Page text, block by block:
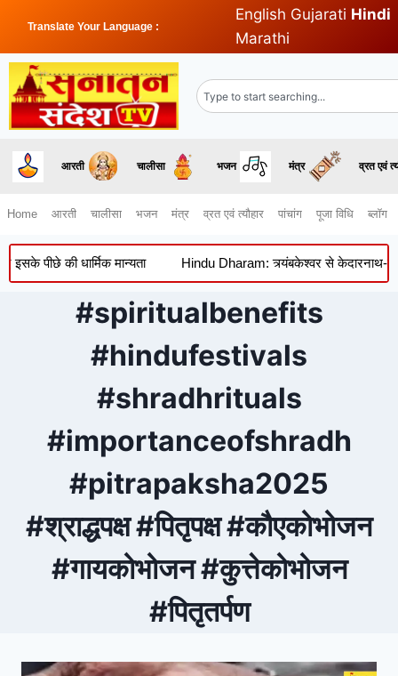
Translate Your Language :
English Gujarati Hindi
Marathi
आरती चालीसा भजन मंत्र व्रत एवं
Home आरती चालीसा भजन मंत्र व्रत एवं त्यौहार पांचांग पूजा विधि ब्लॉग
पीछे की धार्मिक मान्यता Hindu Dharam: त्र्यंबकेश्वर से केदारनाथ-
#spiritualbenefits
#hindufestivals
#shradhrituals
#importanceofshradh
#pitrapaksha2025
#श्राद्धपक्ष #पितृपक्ष #कौएकोभोजन
#गायकोभोजन #कुत्तेकोभोजन
#पितृतर्पण